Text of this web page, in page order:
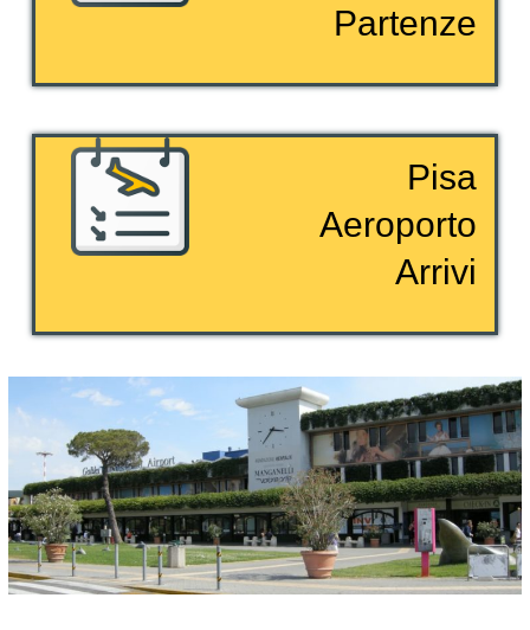
Partenze
Pisa
Aeroporto
Arrivi